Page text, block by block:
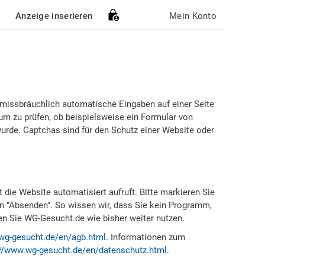
Anzeige inserieren Mein Konto
automatische Eingaben auf einer Seite
zu prüfen, ob beispielsweise ein Formular von
Captchas sind für den Schutz einer Website oder
Website automatisiert aufruft. Bitte markieren Sie
So wissen wir, dass Sie kein Programm,
Sie WG-Gesucht.de wie bisher weiter nutzen.
gesucht.de/en/agb.html . Informationen zum
www.wg-gesucht.de/en/datenschutz.html .